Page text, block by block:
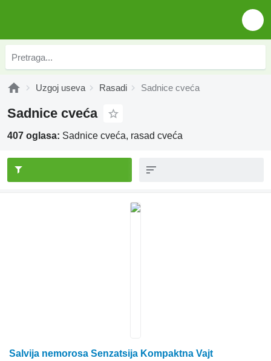
Uzgoj useva Rasadi Sadnice cveća
Sadnice cveća
407 oglasa: Sadnice cveća, rasad cveća
Salviјa nemorosa Senzatsiјa Kompaktna Vaјt